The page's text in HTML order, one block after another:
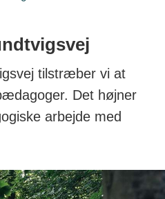
tilstræber vi at
Det højner
arbejde med